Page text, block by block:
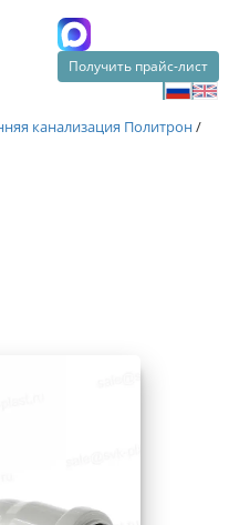
Получить прайс-лист
канализация Политрон/